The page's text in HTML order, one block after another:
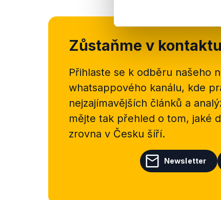
Zůstaňme v kontaktu
Přihlaste se k odběru našeho
whatsappového kanálu, kde
nejzajímavějších článků a
mějte tak přehled o tom, jaké
zrovna v Česku šíří.
Newsletter